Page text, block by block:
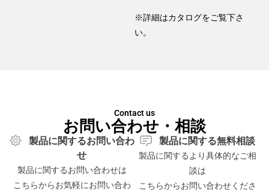
※詳細はカタログをご覧下さ
い。
Contact us
お問い合わせ・相談
製品に関するお問い合わ
せ
製品に関するお問い合わせは
こちらからお気軽にお問い合わ
製品に関する無料相談
製品に関するより具体的なご相
談は
こちらからお問い合わせくださ